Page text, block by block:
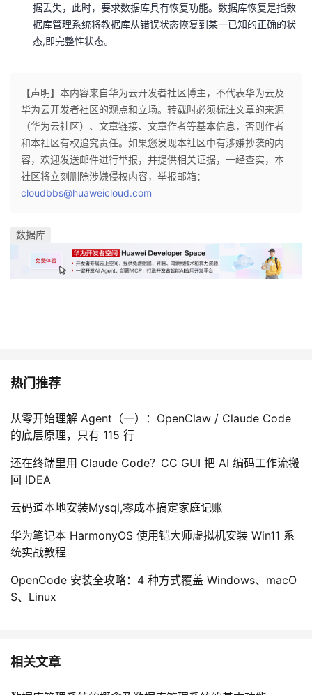
据丢失，此时，要求数据库具有恢复功能。数据库恢复是指数
据库管理系统将教据库从错误状态恢复到某一已知的正确的状
态,即完整性状态。
【声明】本内容来自华为云开发者社区博主，不代表华为云及
华为云开发者社区的观点和立场。转载时必须标注文章的来源
（华为云社区）、文章链接、文章作者等基本信息，否则作者
和本社区有权追究责任。如果您发现本社区中有涉嫌抄袭的内
容，欢迎发送邮件进行举报，并提供相关证据，一经查实，本
社区将立刻删除涉嫌侵权内容，举报邮箱：
cloudbbs@huaweicloud.com
数据库
热门推荐
从零开始理解 Agent（一）：OpenClaw / Claude Code
的底层原理，只有 115 行
还在终端里用 Claude Code？CC GUI 把 AI 编码工作流搬
回 IDEA
云码道本地安装Mysql,零成本搞定家庭记账
华为笔记本 HarmonyOS 使用铠大师虚拟机安装 Win11 系
统实战教程
OpenCode 安装全攻略：4 种方式覆盖 Windows、macO
S、Linux
相关文章